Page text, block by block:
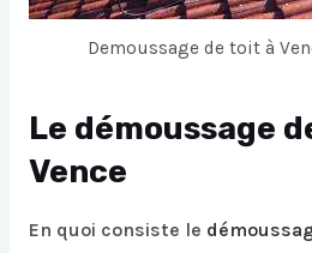
Demoussage de toit à
Le démoussage
Vence
En quoi consiste le